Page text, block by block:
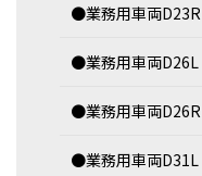
●業務用車両D23R
●業務用車両D26L
●業務用車両D26R
●業務用車両D31L